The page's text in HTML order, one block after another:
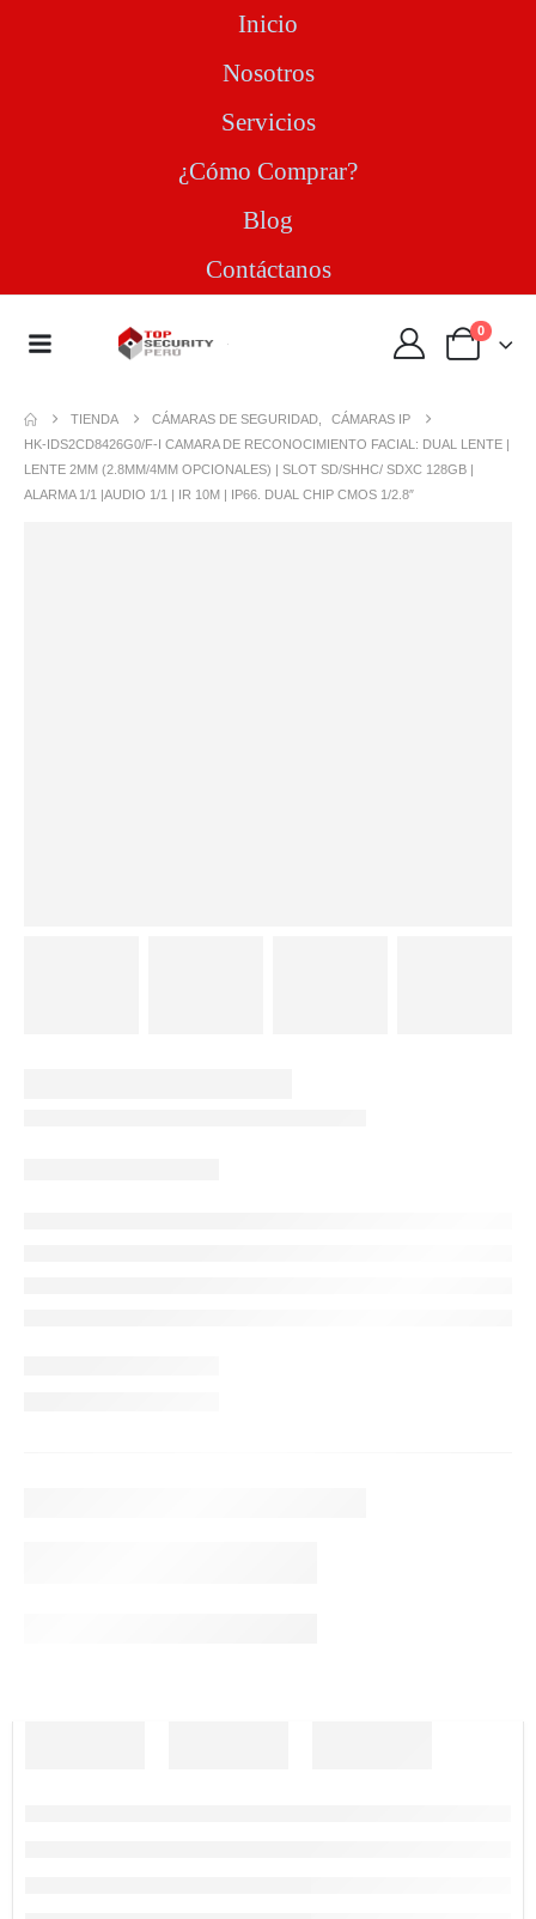
Inicio
Nosotros
Servicios
¿Cómo Comprar?
Blog
Contáctanos
0
TIENDA CÁMARAS DE SEGURIDAD
CÁMARAS IP
HK-IDS2CD8426G0/F-I CAMARA DE RECONOCIMIENTO FACIAL: DUAL LENTE |
LENTE 2MM (2.8MM/4MM OPCIONALES) | SLOT SD/SHHC/ SDXC 128GB |
ALARMA 1/1 |AUDIO 1/1 | IR 10M | IP66. DUAL CHIP CMOS 1/2.8″